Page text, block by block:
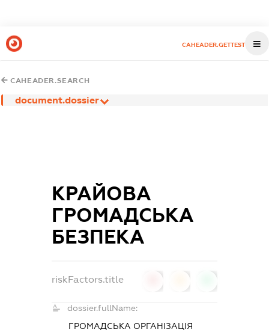
CAHEADER.GETTEST
CAHEADER.SEARCH
document.dossier
КРАЙОВА
ГРОМАДСЬКА
БЕЗПЕКА
riskFactors.title
dossier.fullName:
ГРОМАДСЬКА ОРГАНІЗАЦІЯ